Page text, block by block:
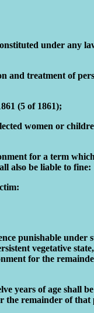
under any
treatment of
(5 of 1861);
women or
for a term
also be liable to fine:
punishable under
vegetative
for the
years of age shall
remainder of